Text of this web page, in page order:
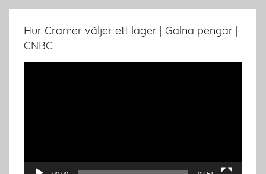
Hur Cramer väljer ett lager | Galna pengar |
CNBC